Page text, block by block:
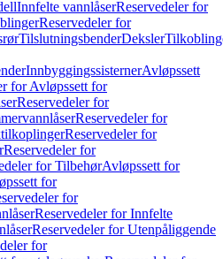
Innfelte vannlåserReservedeler for
Reservedeler for
TilslutningsbenderDeksler
InnbyggingssisternerAvløpssett
for Avløpssett for
Reservedeler for
Reservedeler for
Reservedeler for
Reservedeler for
for TilbehørAvløpssett for
for
for
Reservedeler for Innfelte
Reservedeler for Utenpåliggende
for